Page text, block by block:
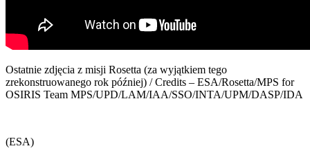
Ostatnie zdjęcia z misji Rosetta (za wyjątkiem tego
zrekonstruowanego rok później) / Credits – ESA/Rosetta/MPS for
OSIRIS Team MPS/UPD/LAM/IAA/SSO/INTA/UPM/DASP/IDA
(ESA)